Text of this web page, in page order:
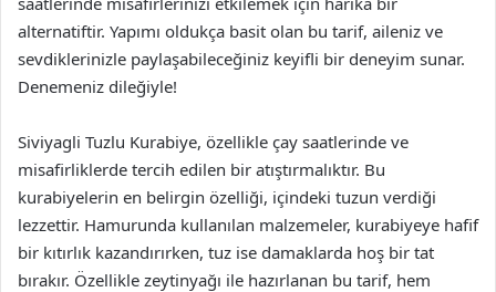
alternatiftir. Yapımı oldukça basit olan bu tarif, aileniz ve
sevdiklerinizle paylaşabileceğiniz keyifli bir deneyim sunar.
Denemeniz dileğiyle!
Siviyagli Tuzlu Kurabiye, özellikle çay saatlerinde ve
misafirliklerde tercih edilen bir atıştırmalıktır. Bu
kurabiyelerin en belirgin özelliği, içindeki tuzun verdiği
lezzettir. Hamurunda kullanılan malzemeler, kurabiyeye hafif
bir kıtırlık kazandırırken, tuz ise damaklarda hoş bir tat
bırakır. Özellikle zeytinyağı ile hazırlanan bu tarif, hem